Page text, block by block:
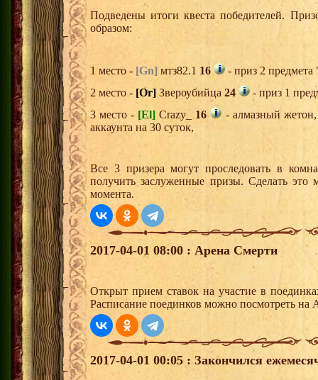
Подведены итоги квеста победителей.
образом:
1 место - [Gn] мтз82.1 16
- приз 2
2 место - [Or] Звероубийца 24
- приз 1
3 место - [El] Crazy_ 16
- алмазный
аккаунта на 30 суток,
Все 3 призера могут проследовать в
получить заслуженные призы. Сделать
момента.
2017-04-01 08:00 : Арена Смерти
Открыт прием ставок на участие в
Расписание поединков можно посмотреть на
2017-04-01 00:05 : Закончился